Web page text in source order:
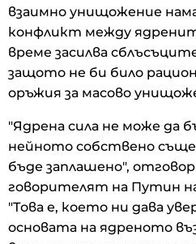
взаимно унищожение
конфликт между
време засилва
защото не би било
оръжия за масово
"Ядрена сила не може да
нейното собствено
бъде заплашено",
говорителят на Путин
"Това е, което ни дава
основата на ядреното